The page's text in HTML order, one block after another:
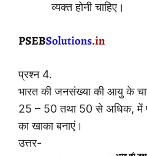
व्यक्त होनी चाहिए।
प्रश्न 4.
भारत की जनसंख्या की आयु के
25 – 50 तथा 50 से अधिक, में
का खाका बनाएं।
उत्तर-